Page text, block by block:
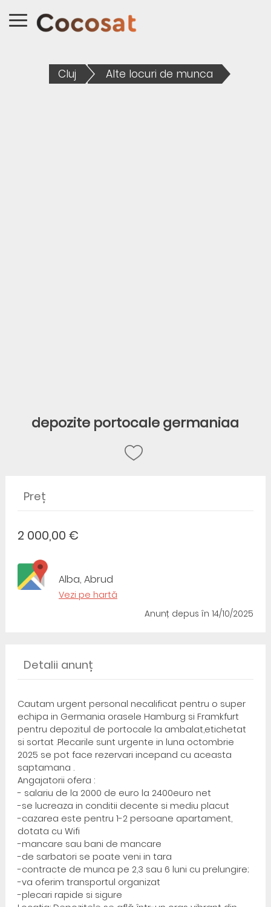
Cluj Alte locuri de munca
depozite portocale germaniaa
Preț
2 000,00 €
Alba, Abrud
Vezi pe hartă
Anunț depusîn 14/10/2025
Detalii anunț
Cautam urgent personal necalificat pentru o super
echipa in Germania orasele Hamburg si Framkfurt
pentru depozitul de portocale la ambalat,etichetat
si sortat .Plecarile sunt urgente in luna octombrie
2025 se pot face rezervari incepand cu aceasta
saptamana .
Angajatorii ofera :
- salariu de la 2000 de euro la 2400euro net
-se lucreaza in conditii decente si mediu placut
-cazarea este pentru 1-2 persoane apartament,
dotata cu Wifi
-mancare sau bani de mancare
-de sarbatori se poate veni in tara
-contracte de munca pe 2,3 sau 6 luni cu prelungire;
-va oferim transportul organizat
-plecari rapide si sigure